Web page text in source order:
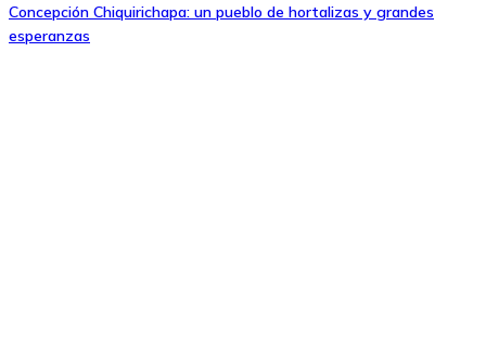
Concepción Chiquirichapa: un pueblo de hortalizas y grandes
esperanzas